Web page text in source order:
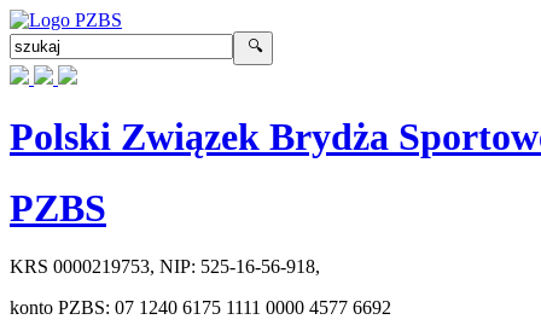
Polski Związek Brydża
PZBS
KRS 0000219753, NIP: 525-16-56-918,
konto PZBS: 07 1240 6175 1111 0000 4577 6692